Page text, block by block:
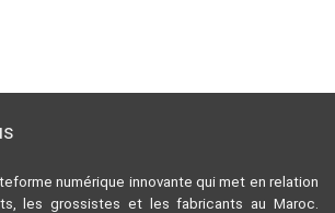
numérique innovante qui met en relation
les grossistes et les fabricants au Maroc.